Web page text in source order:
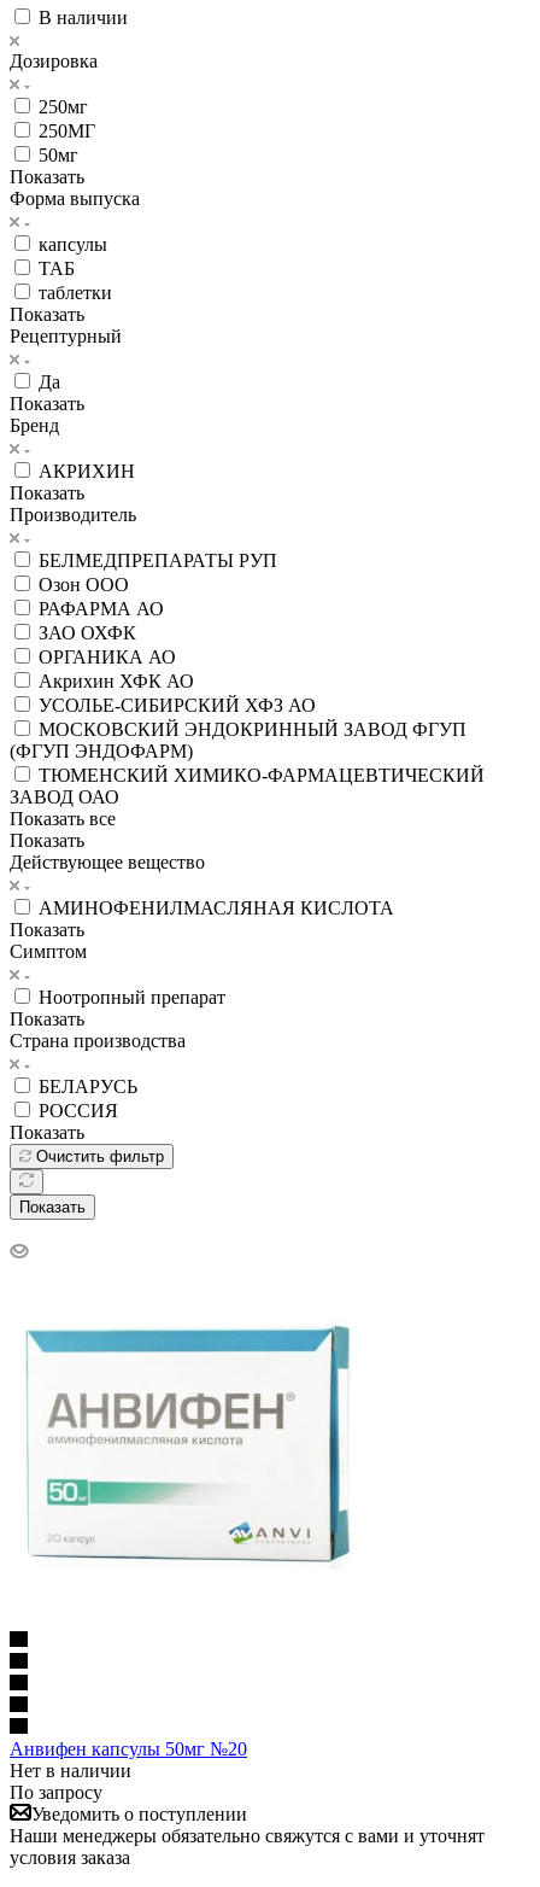
В наличии
Дозировка
250мг
250МГ
50мг
Показать
Форма выпуска
капсулы
ТАБ
таблетки
Показать
Рецептурный
Да
Показать
Бренд
АКРИХИН
Показать
Производитель
БЕЛМЕДПРЕПАРАТЫ РУП
Озон ООО
РАФАРМА АО
ЗАО ОХФК
ОРГАНИКА АО
Акрихин ХФК АО
УСОЛЬЕ-СИБИРСКИЙ ХФЗ АО
МОСКОВСКИЙ ЭНДОКРИННЫЙ ЗАВОД ФГУП
(ФГУП ЭНДОФАРМ)
ТЮМЕНСКИЙ ХИМИКО-ФАРМАЦЕВТИЧЕСКИЙ
ЗАВОД ОАО
Показать все
Показать
Действующее вещество
АМИНОФЕНИЛМАСЛЯНАЯ КИСЛОТА
Показать
Симптом
Ноотропный препарат
Показать
Страна производства
БЕЛАРУСЬ
РОССИЯ
Показать
Очистить фильтр
Показать
Анвифен капсулы 50мг №20
Нет в наличии
По запросу
Уведомить о поступлении
Наши менеджеры обязательно свяжутся с вами и уточнят
условия заказа